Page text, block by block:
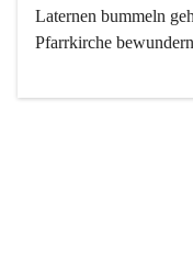
Laternen bummeln
Pfarrkirche
Der Weinbau